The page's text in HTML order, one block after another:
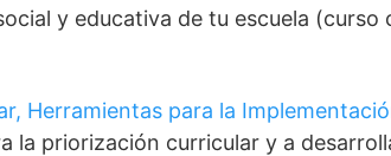
y educativa de tu escuela (curso
Herramientas para la
la priorización curricular y a